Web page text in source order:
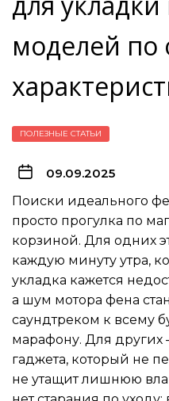
моделей по
ПОЛЕЗНЫЕ СТАТЬИ
09.09.2025
Поиски идеального
просто прогулка по
корзиной. Для одних
каждую минуту утра,
укладка кажется
а шум мотора фена
саундтреком к всему
марафону. Для других
гаджета, который не
не утащит лишнюю